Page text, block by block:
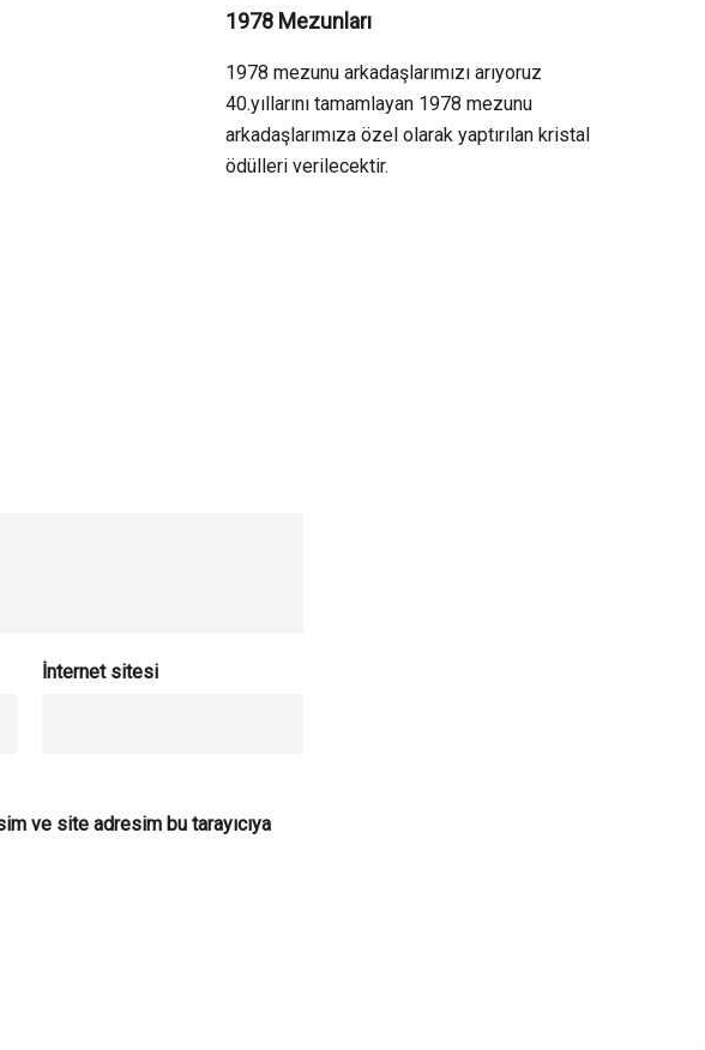
1978 Mezunları
1978 mezunu arkadaşlarımızı arıyoruz
40.yıllarını tamamlayan 1978 mezunu
arkadaşlarımıza özel olarak yaptırılan kristal
ödülleri verilecektir.
İnternet sitesi
ve site adresim bu tarayıcıya